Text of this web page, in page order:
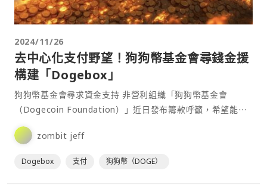
2024/11/26
去中心化支付野望！狗狗幣基金會尋錢金援
構建「Dogebox」
狗狗幣基金會尋求資金支持 非營利組織「狗狗幣基金會
（Dogecoin Foundation）」近日發布籌款呼籲，希望能⋯
zombit jeff
Dogebox 支付 狗狗幣（DOGE）